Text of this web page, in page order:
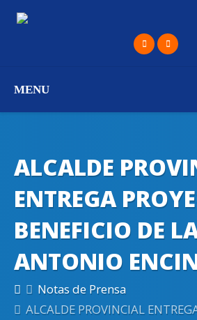
MENU
ALCALDE
ENTREGA
BENEFICIO DE
ANTONIO
Notas de Prensa
ALCALDE PROVINCIAL